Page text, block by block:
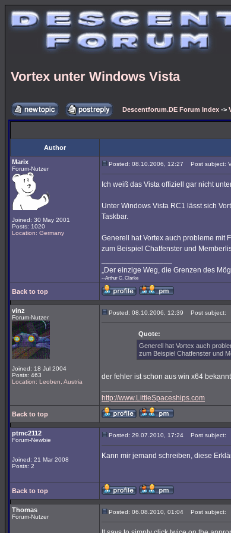
Vortex unter Windows Vista
Descentforum.DE Forum Index ->
Author
Marix
Forum-Nutzer
Joined: 30 May 2001
Posts: 1020
Location: Germany
Posted: 08.10.2006, 12:27 Post subject:
Ich weiß das Vista offiziell gar nicht
Unter Windows Vista RC1 lässt sich
Taskbar.
Generell hat Vortex auch probleme mit
zum Beispiel Chatfenster und
„Der einzige Weg, die Grenzen des
--Arthur C. Clarke
Back to top
vinz
Forum-Nutzer
Joined: 18 Jul 2004
Posts: 463
Location: Leoben, Austria
Posted: 08.10.2006, 12:39 Post subject:
Quote:
Generell hat Vortex auch
zum Beispiel Chatfenster und
der fehler ist schon aus win x64
http://www.LittleSpaceships.com
Back to top
ptmc2112
Forum-Newbie
Joined: 21 Mar 2008
Posts: 2
Posted: 29.07.2010, 17:24 Post subject:
Kann mir jemand schreiben, diese
Back to top
Thomas
Forum-Nutzer
Posted: 06.08.2010, 01:04 Post subject: